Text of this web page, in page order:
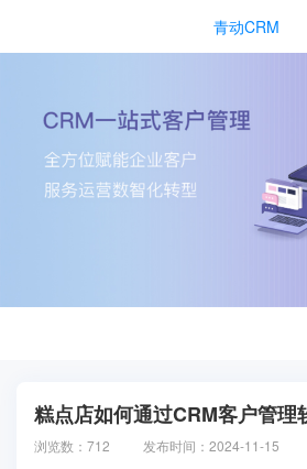
青动CRM
糕点店如何通过CRM客户管理
浏览数：712 发布时间：2024-11-15